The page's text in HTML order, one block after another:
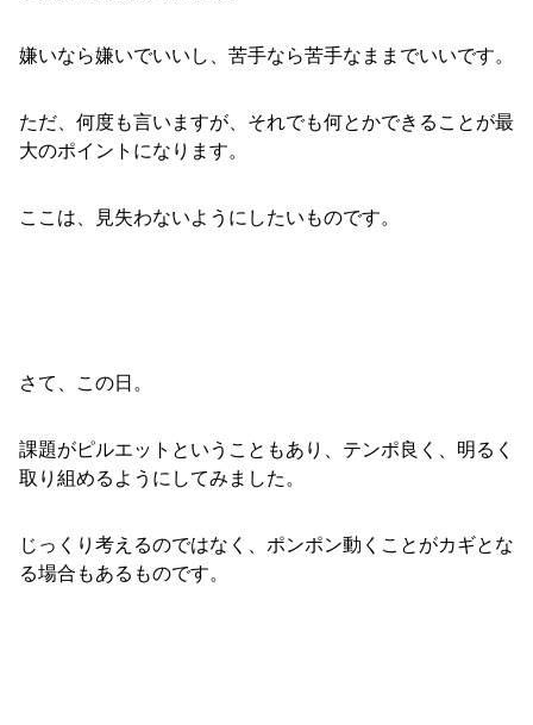
嫌いなら嫌いでいいし、苦手なら苦手なままでいいです。
ただ、何度も言いますが、それでも何とかできることが最
大のポイントになります。
ここは、見失わないようにしたいものです。
さて、この日。
課題がピルエットということもあり、テンポ良く、明るく
取り組めるようにしてみました。
じっくり考えるのではなく、ポンポン動くことがカギとな
る場合もあるものです。